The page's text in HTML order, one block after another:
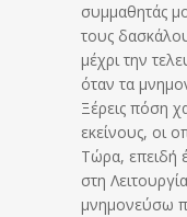
συμμαθητάς
τους
μέχρι την
όταν τα
Ξέρεις πόση
εκείνους, οι
Τώρα, επειδή
στη
μνημονεύσω